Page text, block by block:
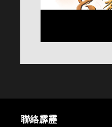
聯絡霹靂